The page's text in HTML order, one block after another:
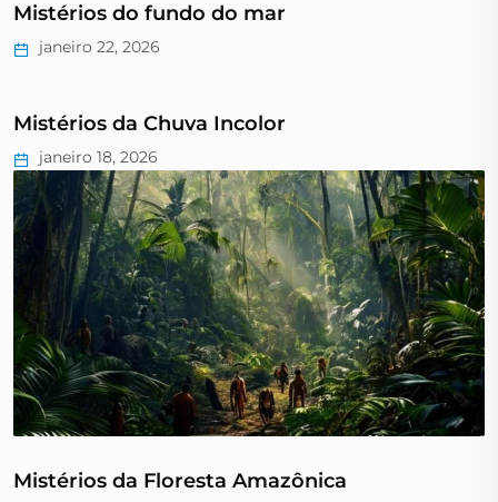
Mistérios do fundo do mar
janeiro 22, 2026
Mistérios da Chuva Incolor
janeiro 18, 2026
Mistérios da Floresta Amazônica